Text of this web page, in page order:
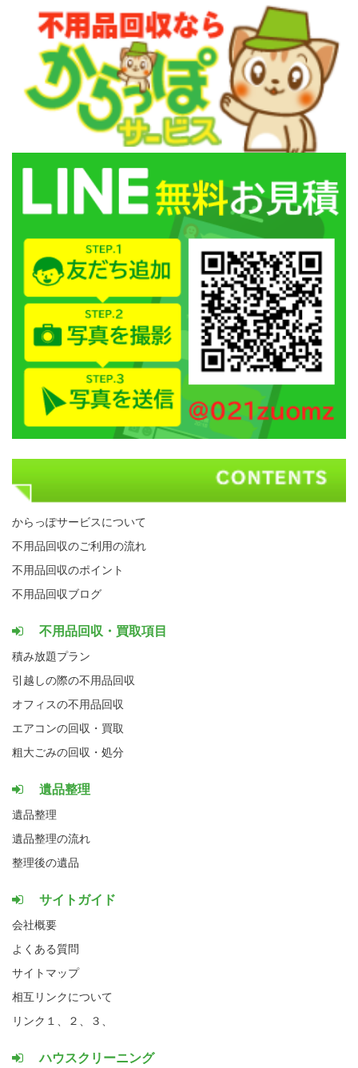
からっぽサービスについて
不用品回収のご利用の流れ
不用品回収のポイント
不用品回収ブログ
不用品回収・買取項目
積み放題プラン
引越しの際の不用品回収
オフィスの不用品回収
エアコンの回収・買取
粗大ごみの回収・処分
遺品整理
遺品整理
遺品整理の流れ
整理後の遺品
サイトガイド
会社概要
よくある質問
サイトマップ
相互リンクについて
リンク１、
２、 ３、
ハウスクリーニング